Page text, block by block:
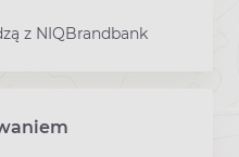
z NIQBrandbank